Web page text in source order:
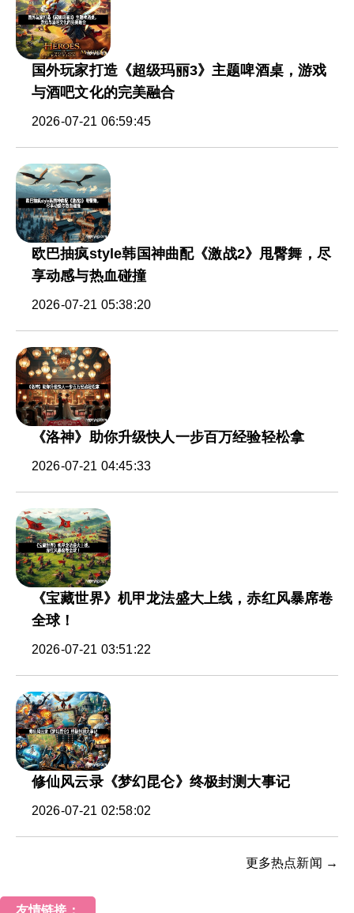
国外玩家打造《超级玛丽3》主题啤酒桌，游戏
与酒吧文化的完美融合
2026-07-21 06:59:45
欧巴抽疯style韩国神曲配《激战2》甩臀舞，尽
享动感与热血碰撞
2026-07-21 05:38:20
《洛神》助你升级快人一步百万经验轻松拿
2026-07-21 04:45:33
《宝藏世界》机甲龙法盛大上线，赤红风暴席卷
全球！
2026-07-21 03:51:22
修仙风云录《梦幻昆仑》终极封测大事记
2026-07-21 02:58:02
更多热点新闻 →
友情链接：